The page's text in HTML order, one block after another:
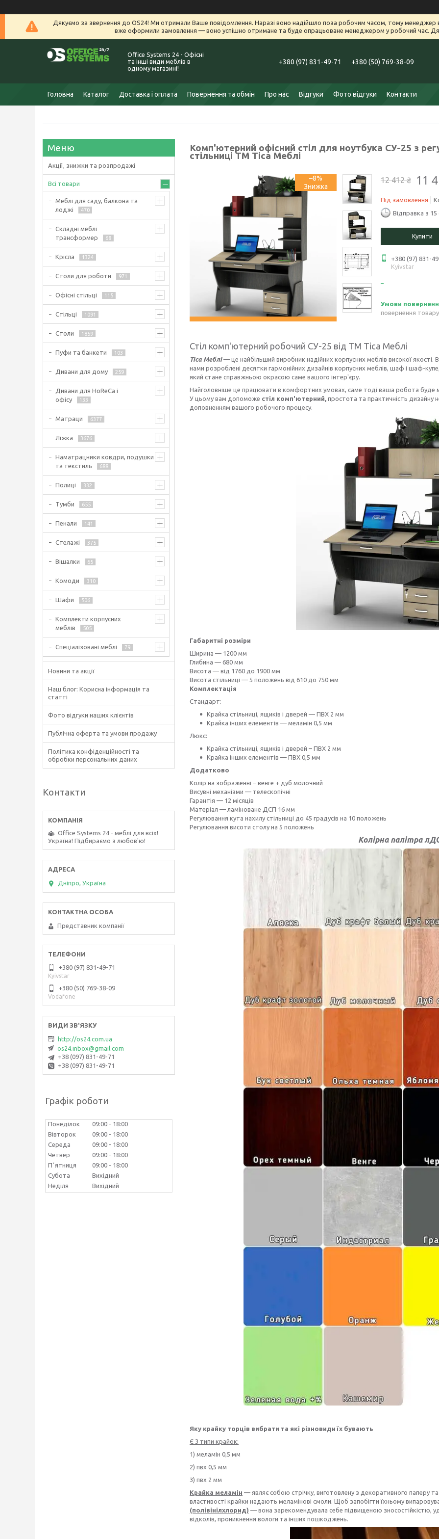
Дякуємо за звернення до OS24! Ми отримали Ваше повідомлення. Наразі воно надійшло поза робочим часом, тому менеджер
вже оформили замовлення — воно успішно отримане та буде опрацьоване менеджером у робочий час.
Office Systems 24 - Офісні
та інші види меблів в
одному магазині!
+380 (97) 831-49-71 +380 (50) 769-38-09
Головна Каталог Доставка і оплата Повернення та обмін Про нас Відгуки Фото відгуки Контакти
Комп'ютерний офісний стіл для ноутбука СУ-25 з
стільниці ТМ Тіса Меблі
–8% 12 412 ₴ 11
Під замовлення
Відправка з 15
Купити
+380 (97) 831-
Kyivstar
повернення
Стіл комп'ютерний робочий СУ-25 від ТМ Тіса Меблі
Тіса Меблі— це найбільший виробник надійних корпусних меблів високої якості.
нами розроблені десятки гармонійних дизайнів корпусних меблів, шаф і шаф-
який стане справжньою окрасою саме вашого інтер'єру.
Найголовніше це працювати в комфортних умовах, саме тоді ваша робота
У цьому вам допоможе стіл комп'ютерний, простота та практичність
доповненням вашого робочого процесу.
Габаритні розміри
Ширина — 1200 мм
Глибина — 680 мм
Висота — від 1760 до 1900 мм
Висота стільниці — 5 положень від 610 до 750 мм
Комплектація
Стандарт:
Крайка стільниці, ящиків і дверей — ПВХ 2 мм
Крайка інших елементів — меламін 0,5 мм
Люкс:
Крайка стільниці, ящиків і дверей – ПВХ 2 мм
Крайка інших елементів — ПВХ 0,5 мм
Додатково
Колір на зображенні – венге + дуб молочний
Висувні механізми — телескопічні
Гарантія — 12 місяців
Матеріал — ламіноване ДСП 16 мм
Регулювання кута нахилу стільниці до 45 градусів на 10 положень
Регулювання висоти столу на 5 положень
Колірна палітра
Яку крайку торців вибрати та які різновиди їх бувають
Є 3 типи крайок:
1) меламін 0,5 мм
2) пвх 0,5 мм
3) пвх 2 мм
Крайка меламін — являє собою стрічку, виготовлену з декоративного паперу та
властивості крайки надають меламінові смоли. Щоб запобігти їхньому
(полівінілхлорид) — вона зарекомендувала себе підвищеною зносостійкістю,
відколів, проникнення вологи та інших пошкоджень.
Акції, знижки та розпродажі
Всі товари
Меблі для саду, балкона та
лоджі
470
Складні меблі
трансформер
68
Крісла 1324
Столи для роботи 971
Офісні стільці 115
Стільці 1091
Столи 1859
Пуфи та банкети 103
Дивани для дому 259
Дивани для HoReCa і
офісу
133
Матраци 6377
Ліжка 3676
Наматрацники ковдри, подушки
та текстиль
688
Полиці 332
Тумби 655
Пенали 141
Стелажі 375
Вішалки 65
Комоди 310
Шафи 506
Комплекти корпусних
меблів
505
Спеціалізовані меблі 79
Новини та акції
Наш блог: Корисна інформація та
статті
Фото відгуки наших клієнтів
Публічна оферта та умови продажу
Політика конфіденційності та
обробки персональних даних
Контакти
Office Systems 24 - меблі для всіх!
Україна! Підбираємо з любов'ю!
Дніпро, Україна
Представник компанії
+380 (97) 831-49-71
Kyivstar
+380 (50) 769-38-09
Vodafone
http://os24.com.ua
os24.inbox@gmail.com
+38 (097) 831-49-71
+38 (097) 831-49-71
Графік роботи
Понеділок 09:00
18:00
Вівторок
09:00
18:00
Середа
09:00
18:00
Четвер
09:00
18:00
Пʼятниця
09:00
18:00
Субота
Вихідний
Неділя
Вихідний